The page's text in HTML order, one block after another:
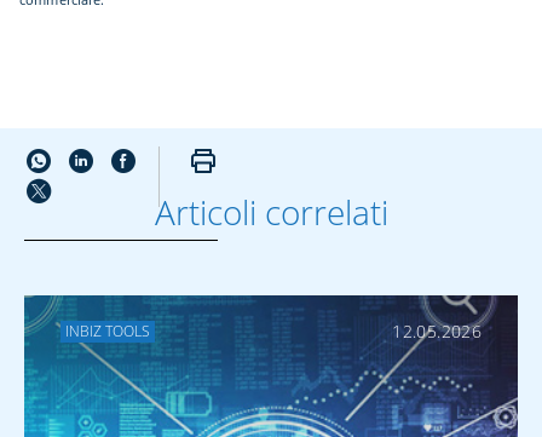
ALTRO SU CASH
MANAGEMENT
Virtual Account per
ottimizzare la
Articoli correlati
INBIZ TOOLS 12.05.2026